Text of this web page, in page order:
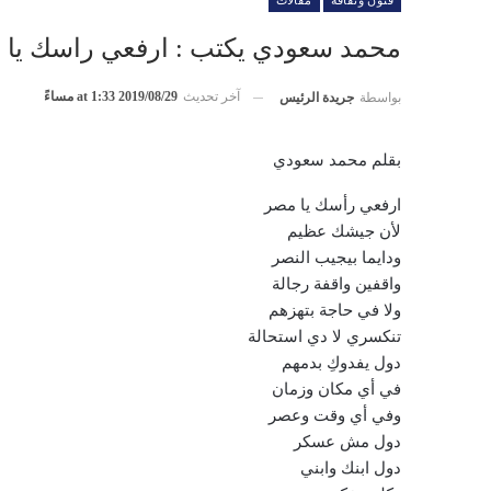
محمد سعودي يكتب : ارفعي راسك
بواسطة جريدة الرئيس آخر تحديث 2019/08/29 at 1:33 مساءً
بقلم محمد سعودي
ارفعي رأسك يا مصر
لأن جيشك عظيم
ودايما بيجيب النصر
واقفين واقفة رجالة
ولا في حاجة بتهزهم
تنكسري لا دي استحالة
دول يفدوكِ بدمهم
في أي مكان وزمان
وفي أي وقت وعصر
دول مش عسكر
دول ابنك وابني